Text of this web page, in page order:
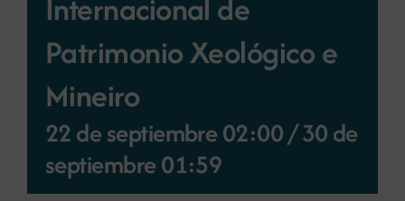
Internacional de
Patrimonio Xeológico e
Mineiro
22 de septiembre 02:00/30 de
septiembre 01:59